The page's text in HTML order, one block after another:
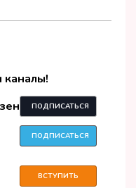
каналы!
ПОДПИСАТЬСЯ
ПОДПИСАТЬСЯ
ВСТУПИТЬ